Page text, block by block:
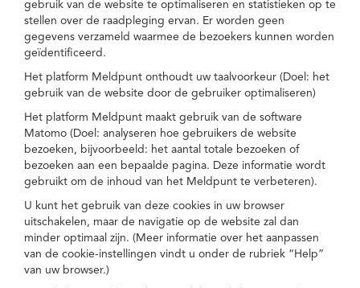
gebruik van de website te optimaliseren en statistieken op te
stellen over de raadpleging ervan. Er worden geen
gegevens verzameld waarmee de bezoekers kunnen worden
geïdentificeerd.
Het platform Meldpunt onthoudt uw taalvoorkeur (Doel: het
gebruik van de website door de gebruiker optimaliseren)
Het platform Meldpunt maakt gebruik van de software
Matomo (Doel: analyseren hoe gebruikers de website
bezoeken, bijvoorbeeld: het aantal totale bezoeken of
bezoeken aan een bepaalde pagina. Deze informatie wordt
gebruikt om de inhoud van het Meldpunt te verbeteren).
U kunt het gebruik van deze cookies in uw browser
uitschakelen, maar de navigatie op de website zal dan
minder optimaal zijn. (Meer informatie over het aanpassen
van de cookie-instellingen vindt u onder de rubriek “Help”
van uw browser.)